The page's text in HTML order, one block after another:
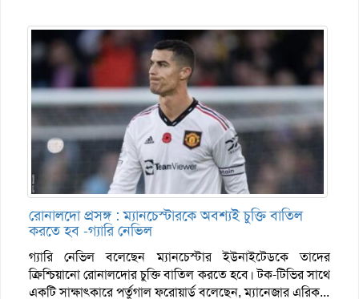
রোনালদো প্রসঙ্গ : ম্যানচেস্টারকে অবশ্যই চুক্তি বাতিল
করতে হব -গ্যারি নেভিল
গ্যারি নেভিল বলেছেন ম্যানচেস্টার ইউনাইটেডকে তাদের
ক্রিশ্চিয়ানো রোনালদোর চুক্তি বাতিল করতে হবে। টক-টিভির সাথে
একটি সাক্ষাত্কারে পর্তুগাল ফরোয়ার্ড বলেছেন, ম্যানেজার এরিক...